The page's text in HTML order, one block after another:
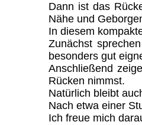
Dann ist das
Nähe und
In diesem
Zunächst
besonders gut
Anschließend
Rücken nimmst.
Natürlich bleibt
Nach etwa einer
Ich freue mich